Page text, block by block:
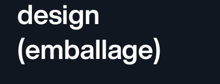
design
(emballage)